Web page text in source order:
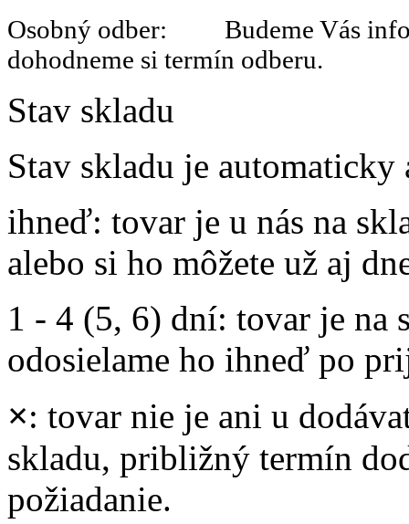
Osobný odber: Budeme Vás
dohodneme si termín odberu.
Stav skladu
Stav skladu je
ihneď: tovar je u nás na
alebo si ho môžete už aj
1 - 4 (5, 6) dní: tovar je na
odosielame ho ihneď po
×: tovar nie je ani u
skladu, približný termín
požiadanie.